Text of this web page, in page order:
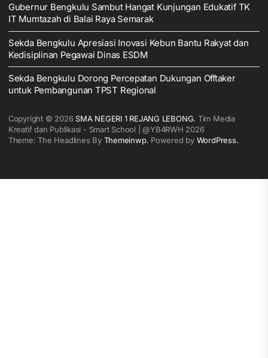
Gubernur Bengkulu Sambut Hangat Kunjungan Edukatif TK
IT Mumtazah di Balai Raya Semarak
Sekda Bengkulu Apresiasi Inovasi Kebun Bantu Rakyat dan
Kedisiplinan Pegawai Dinas ESDM
Sekda Bengkulu Dorong Percepatan Dukungan Offtaker
untuk Pembangunan TPST Regional
Copyright © 2026 SMA NEGERI 1 REJANG LEBONG. Tim Media
Kreatif dan Publikasi - Smart School | @YB4RWH 2026
Theme: The Headlines By Themeinwp. Powered by WordPress.